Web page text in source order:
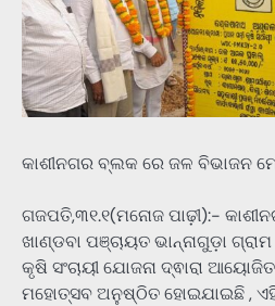
କାଶୀନଗର ବ୍ଲକ ରେ ଜଳ ବିଭାଜନ
ଗଜପତି,୩୧.୧(ମନୋଜ ପାଢ଼ୀ):-
ଖାଣ୍ଡବା ପଞ୍ଚାୟତ ଭାନ୍ନାଗୁଡ଼ା
କୃଷି ସଂଚାୟୀ ଯୋଜନା ଦ୍ଵାରା
ମହୋତ୍ସବ ଅନୁଷ୍ଠିତ ହୋଇଯାଇଛି ,